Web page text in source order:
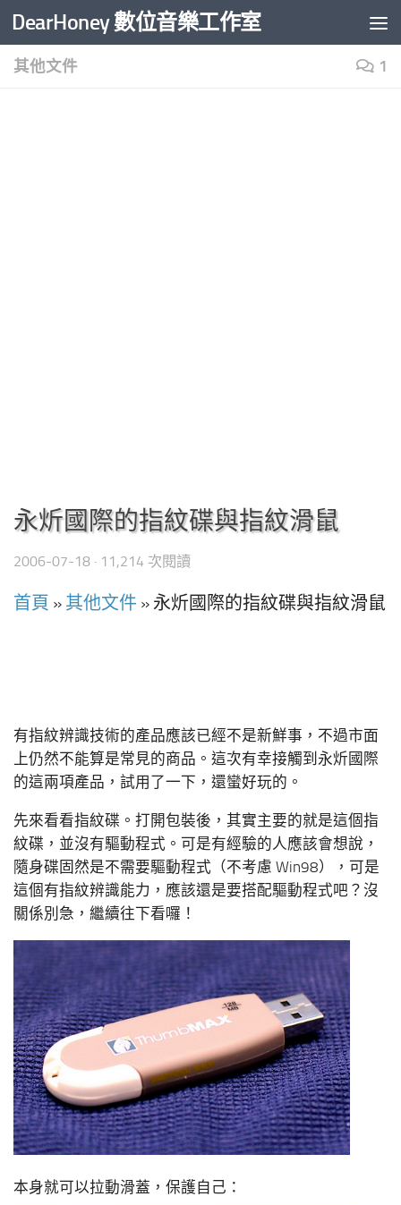
Skip to content
DearHoney 數位音樂工作室
其他文件 1
永炘國際的指紋碟與指紋滑鼠
2006-07-18 · 11,214 次閱讀
首頁 » 其他文件 » 永炘國際的指紋碟與指紋滑鼠
有指紋辨識技術的產品應該已經不是新鮮事，不過市面
上仍然不能算是常見的商品。這次有幸接觸到永炘國際
的這兩項產品，試用了一下，還蠻好玩的。
先來看看指紋碟。打開包裝後，其實主要的就是這個指
紋碟，並沒有驅動程式。可是有經驗的人應該會想說，
隨身碟固然是不需要驅動程式（不考慮 Win98），可是
這個有指紋辨識能力，應該還是要搭配驅動程式吧？沒
關係別急，繼續往下看囉！
本身就可以拉動滑蓋，保護自己：